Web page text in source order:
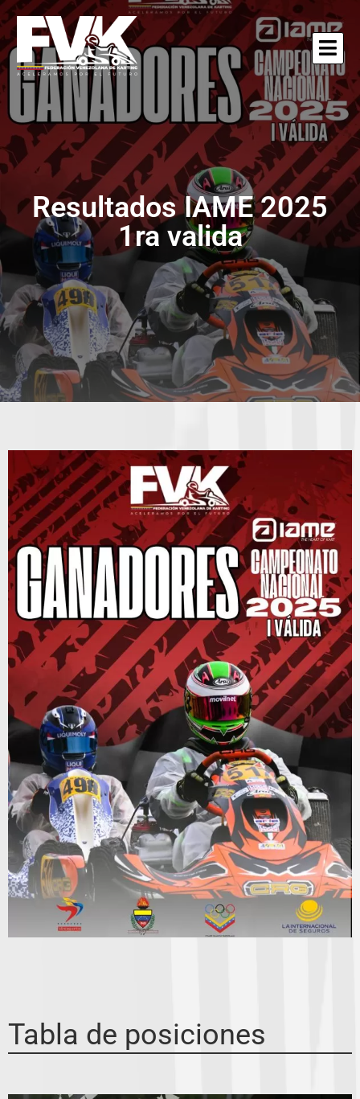
Resultados IAME 2025
1ra valida
Tabla de posiciones